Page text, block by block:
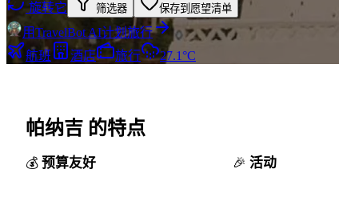
旋转它 筛选器 保存到愿望清单
用TravelBot AI计划旅行
航班
酒店 旅行 27.1°C
帕纳吉 的特点
预算友好 活动